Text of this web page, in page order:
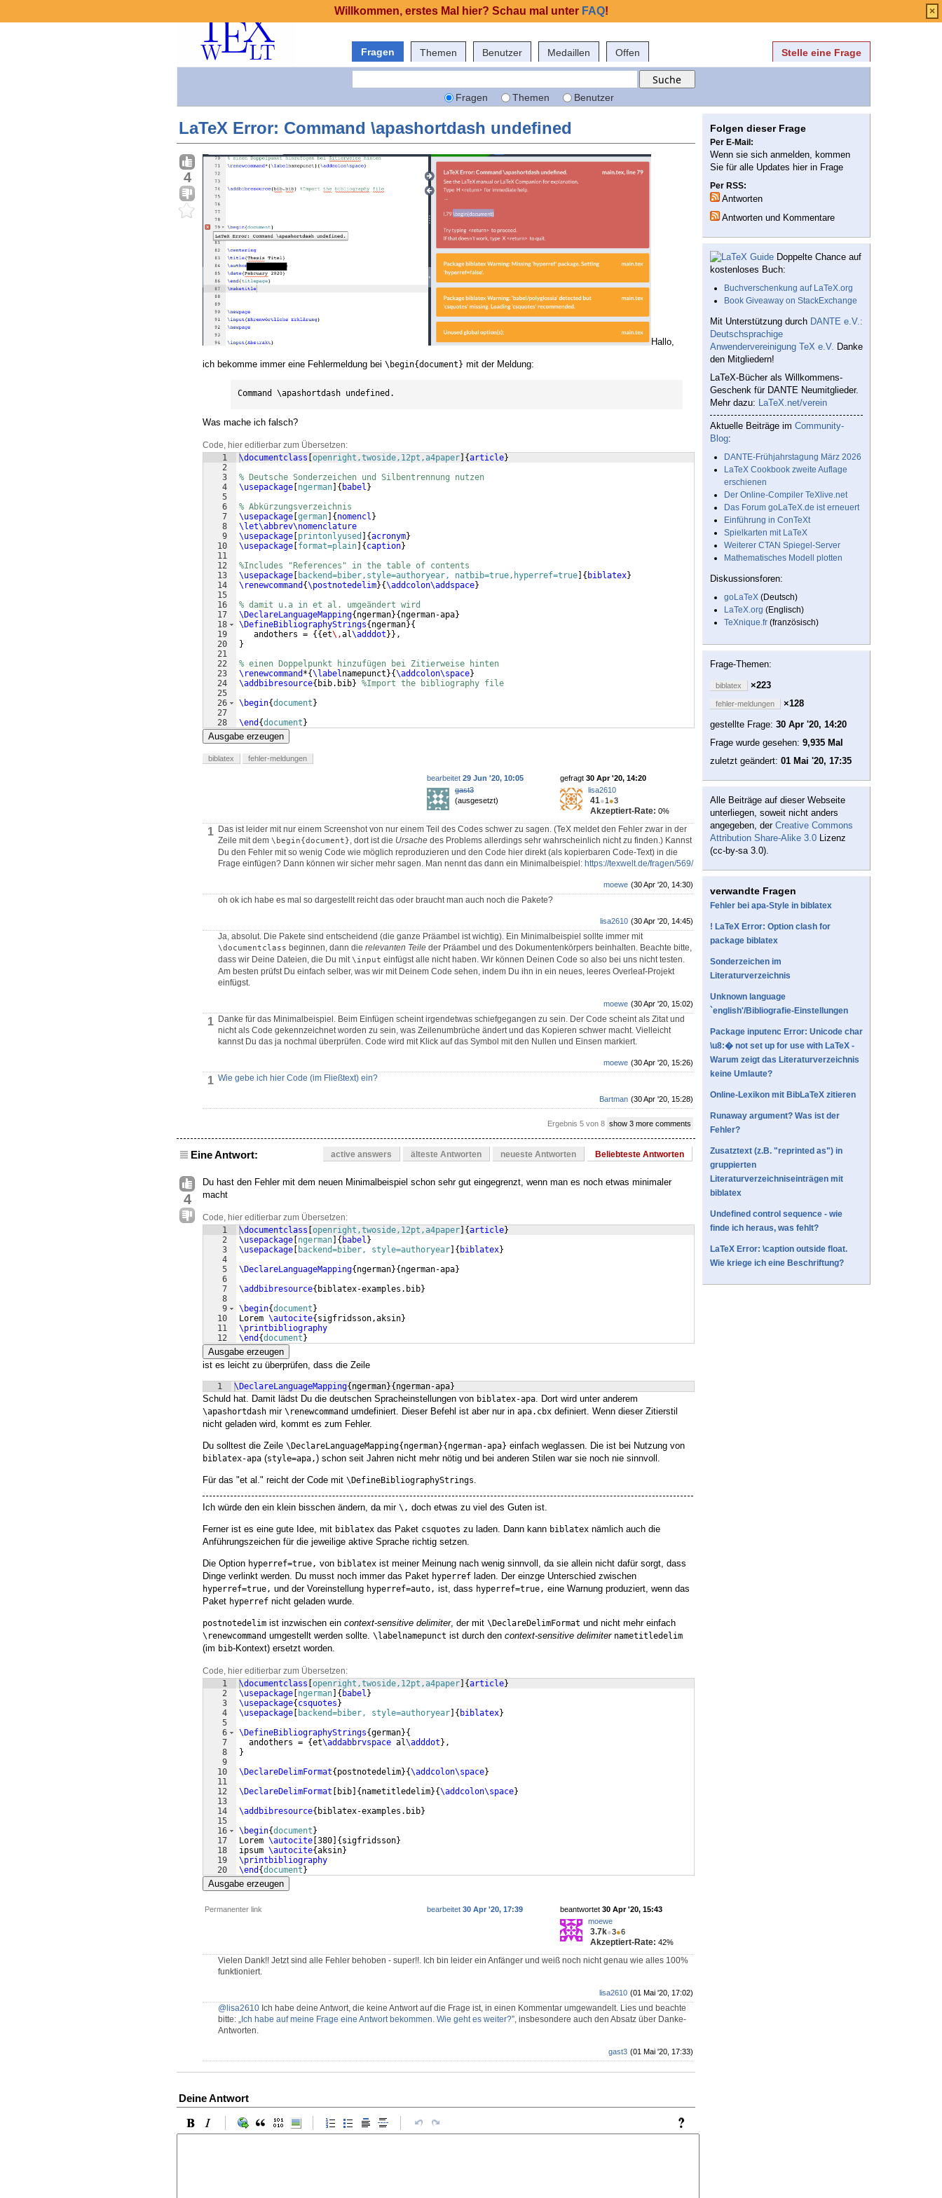
Fragen Themen Benutzer Medaillen Offen Stelle eine Frage
Fragen Themen Benutzer
LaTeX Error: Command \apashortdash undefined
4
Hallo,
ich bekomme immer eine Fehlermeldung bei \begin{document} mit der Meldung:
Command \apashortdash undefined.
Was mache ich falsch?
Code, hier editierbar zum Übersetzen:
1
2
3
4
5
6
7
8
9
10
11
12
13
14
15
16
17
18
19
20
21
22
23
24
25
26
27
28
\documentclass [openright,twoside,12pt,a4paper] {article}
% Deutsche Sonderzeichen und Silbentrennung nutzen
\usepackage [ngerman] { babel }
% Abkürzungsverzeichnis
\usepackage [german] {nomencl }
\let\abbrev\nomenclature
\usepackage [printonlyused ] {acronym}
\usepackage [format=plain] {caption}
%Includes "References" in the table of contents
\usepackage [ backend=biber,style=authoryear, natbib=true,hyperref=true] { biblatex}
\renewcommand {\postnotedelim}{\addcolon\addspace}
% damit u.a in et al. umgeändert wird
\DeclareLanguageMapping{ngerman}{ngerman-apa}
\DefineBibliographyStrings{ngerman}{
   andothers =
{{et\,al\adddot}} ,
}
% einen Doppelpunkt hinzufügen bei Zitierweise hinten
\renewcommand *{\label namepunct}{\addcolon\space}
\addbibresource{ bib.bib} %Import the bibliography file
\begin{document}
\end {document}
Ausgabe erzeugen
biblatex fehler-meldungen
gefragt 30 Apr '20, 14:20
lisa2610
41●1 ●3
Akzeptiert-Rate: 0%
bearbeitet 29 Jun '20, 10:05
gast3
(ausgesetzt)
1 Das ist leider mit nur einem Screenshot von nur einem Teil des Codes schwer zu sagen. (TeX meldet den Fehler zwar in der
Zeile mit dem \begin{document} , dort ist die Ursache des Problems allerdings sehr wahrscheinlich nicht zu finden.) Kannst
Du den Fehler mit so wenig Code wie möglich reproduzieren und den Code hier direkt (als kopierbaren Code-Text) in die
Frage einfügen? Dann können wir sicher mehr sagen. Man nennt das dann ein Minimalbeispiel: https://texwelt.de/fragen/569/
(30 Apr '20, 14:30)
moewe
oh ok ich habe es mal so dargestellt reicht das oder braucht man auch noch die Pakete?
(30 Apr '20, 14:45)
lisa2610
Ja, absolut. Die Pakete sind entscheidend (die ganze Präambel ist wichtig). Ein Minimalbeispiel sollte immer mit
\documentclass beginnen, dann die relevanten Teile der Präambel und des Dokumentenkörpers beinhalten. Beachte bitte,
dass wir Deine Dateien, die Du mit \input einfügst alle nicht haben. Wir können Deinen Code so also bei uns nicht testen.
Am besten prüfst Du einfach selber, was wir mit Deinem Code sehen, indem Du ihn in ein neues, leeres Overleaf-Projekt
einfügst.
(30 Apr '20, 15:02)
moewe
1 Danke für das Minimalbeispiel. Beim Einfügen scheint irgendetwas schiefgegangen zu sein. Der Code scheint als Zitat und
nicht als Code gekennzeichnet worden zu sein, was Zeilenumbrüche ändert und das Kopieren schwer macht. Vielleicht
kannst Du das ja nochmal überprüfen. Code wird mit Klick auf das Symbol mit den Nullen und Einsen markiert.
(30 Apr '20, 15:26)
moewe
1 Wie gebe ich hier Code (im Fließtext) ein?
(30 Apr '20, 15:28)
Bartman
Ergebnis 5 von 8 show 3 more comments
Eine Antwort: active answers älteste Antworten neueste Antworten Beliebteste Antworten
4
Du hast den Fehler mit dem neuen Minimalbeispiel schon sehr gut eingegrenzt, wenn man es noch etwas minimaler
macht
Code, hier editierbar zum Übersetzen:
1
2
3
4
5
6
7
8
9
10
11
12
\documentclass openright,twoside,12pt,a4paper {article}
\usepackage ngerman { babel }
\usepackage
backend=biber, style=authoryear { biblatex}
\DeclareLanguageMapping{ ngerman}{ ngerman-apa}
\addbibresource{ biblatex-examples.bib}
\begin{document }
Lorem \autocite{ sigfridsson,aksin}
\printbibliography
\end {document }
Ausgabe erzeugen
ist es leicht zu überprüfen, dass die Zeile
1 \DeclareLanguageMapping{ ngerman}{ ngerman-apa}
Schuld hat. Damit lädst Du die deutschen Spracheinstellungen von biblatex-apa. Dort wird unter anderem
\apashortdash mir \renewcommand umdefiniert. Dieser Befehl ist aber nur in apa.cbx definiert. Wenn dieser Zitierstil
nicht geladen wird, kommt es zum Fehler.
Du solltest die Zeile \DeclareLanguageMapping{ngerman}{ngerman-apa} einfach weglassen. Die ist bei Nutzung von
biblatex-apa (style=apa,) schon seit Jahren nicht mehr nötig und bei anderen Stilen war sie noch nie sinnvoll.
Für das "et al." reicht der Code mit \DefineBibliographyStrings.
Ich würde den ein klein bisschen ändern, da mir \, doch etwas zu viel des Guten ist.
Ferner ist es eine gute Idee, mit biblatex das Paket csquotes zu laden. Dann kann biblatex nämlich auch die
Anführungszeichen für die jeweilige aktive Sprache richtig setzen.
Die Option hyperref=true, von biblatex ist meiner Meinung nach wenig sinnvoll, da sie allein nicht dafür sorgt, dass
Dinge verlinkt werden. Du musst noch immer das Paket hyperref laden. Der einzge Unterschied zwischen
hyperref=true, und der Voreinstellung hyperref=auto, ist, dass hyperref=true, eine Warnung produziert, wenn das
Paket hyperref nicht geladen wurde.
postnotedelim ist inzwischen ein context-sensitive delimiter, der mit \DeclareDelimFormat und nicht mehr einfach
\renewcommand umgestellt werden sollte. \labelnamepunct ist durch den context-sensitive delimiter nametitledelim
(im bib-Kontext) ersetzt worden.
Code, hier editierbar zum Übersetzen:
1
2
3
4
5
6
7
8
9
10
11
12
13
14
15
16
17
18
19
20
\documentclass [openright,twoside,12pt,a4paper] {article}
\usepackage [ngerman] { babel }
\usepackage{csquotes}
\usepackage [ backend=biber, style=authoryear] { biblatex}
\DefineBibliographyStrings{german}{
  andothers =
{et\addabbrvspace al\adddot} ,
}
\DeclareDelimFormat{postnotedelim}{\addcolon\space}
\DeclareDelimFormat [ bib] {nametitledelim}{\addcolon\space}
\addbibresource{ biblatex-examples.bib}
\begin{document}
Lorem \autocite [380] {sigfridsson}
ipsum \autocite{aksin}
\printbibliography
\end {document}
Ausgabe erzeugen
Permanenter link beantwortet 30 Apr '20, 15:43
moewe
3.7k●3●6
Akzeptiert-Rate: 42%
bearbeitet 30 Apr '20, 17:39
Vielen Dank!! Jetzt sind alle Fehler behoben - super!!. Ich bin leider ein Anfänger und weiß noch nicht genau wie alles 100%
funktioniert.
(01 Mai '20, 17:02)
lisa2610
@lisa2610 Ich habe deine Antwort, die keine Antwort auf die Frage ist, in einen Kommentar umgewandelt. Lies und beachte
bitte: „ Ich habe auf meine Frage eine Antwort bekommen. Wie geht es weiter?”, insbesondere auch den Absatz über Danke-
Antworten.
(01 Mai '20, 17:33)
gast3
Deine Antwort
Folgen dieser Frage
Per E-Mail:
Wenn sie sich anmelden, kommen
Sie für alle Updates hier in Frage
Per RSS:
Antworten
Antworten und Kommentare
Doppelte Chance auf
kostenloses Buch:
Buchverschenkung auf LaTeX.org
Book Giveaway on StackExchange
Mit Unterstützung durch DANTE e.V.:
Deutschsprachige
Anwendervereinigung TeX e.V. Danke
den Mitgliedern!
LaTeX-Bücher als Willkommens-
Geschenk für DANTE Neumitglieder.
Mehr dazu: LaTeX.net/verein
Aktuelle Beiträge im Community-
Blog:
DANTE-Frühjahrstagung März 2026
LaTeX Cookbook zweite Auflage
erschienen
Der Online-Compiler TeXlive.net
Das Forum goLaTeX.de ist erneuert
Einführung in ConTeXt
Spielkarten mit LaTeX
Weiterer CTAN Spiegel-Server
Mathematisches Modell plotten
Diskussionsforen:
goLaTeX (Deutsch)
LaTeX.org (Englisch)
TeXnique.fr (französisch)
Frage-Themen:
biblatex ×223
fehler-meldungen
×128
gestellte Frage: 30 Apr '20, 14:20
Frage wurde gesehen: 9,935 Mal
zuletzt geändert: 01 Mai '20, 17:35
Alle Beiträge auf dieser Webseite
unterliegen, soweit nicht anders
angegeben, der Creative Commons
Attribution Share-Alike 3.0 Lizenz
(cc-by-sa 3.0).
verwandte Fragen
Fehler bei apa-Style in biblatex
! LaTeX Error: Option clash for
package biblatex
Sonderzeichen im
Literaturverzeichnis
Unknown language
`english'/Bibliografie-Einstellungen
Package inputenc Error: Unicode char
\u8:� not set up for use with LaTeX -
Warum zeigt das Literaturverzeichnis
keine Umlaute?
Online-Lexikon mit BibLaTeX zitieren
Runaway argument? Was ist der
Fehler?
Zusatztext (z.B. "reprinted as") in
gruppierten
Literaturverzeichniseinträgen mit
biblatex
Undefined control sequence - wie
finde ich heraus, was fehlt?
LaTeX Error: \caption outside float.
Wie kriege ich eine Beschriftung?
Willkommen, erstes Mal hier? Schau mal unter FAQ! ×